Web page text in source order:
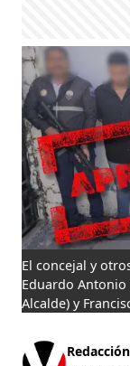
El concejal y
Eduardo Antonio
Alcalde) y